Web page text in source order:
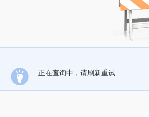
正在查询中，请刷新重试